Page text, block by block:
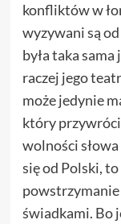
konfliktów w
wyzywani są
była taka
raczej jego
może jedynie
który
wolności
się od Polski,
świadkami. Bo